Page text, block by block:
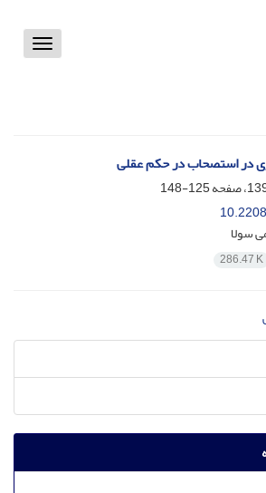
Toggle
در استصحاب در حکم عقلی
125-148
سولا
286.47 K